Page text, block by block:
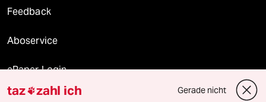
Feedback
Aboservice
ePaper Login
Downloads für Abonnierende
taz zahl ich Gerade nicht